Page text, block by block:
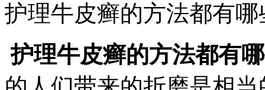
护理牛皮癣的方法都有哪
护理牛皮癣的方法都有